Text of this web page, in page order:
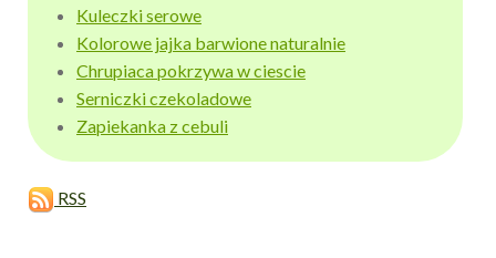
Kuleczki serowe
Kolorowe jajka barwione naturalnie
Chrupiaca pokrzywa w ciescie
Serniczki czekoladowe
Zapiekanka z cebuli
RSS